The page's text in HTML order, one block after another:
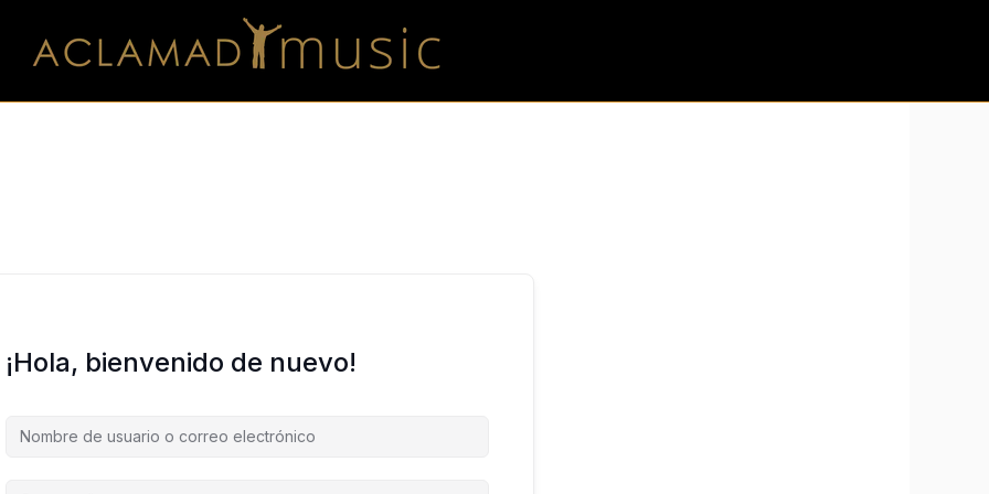
¡Hola, bienvenido de nuevo!